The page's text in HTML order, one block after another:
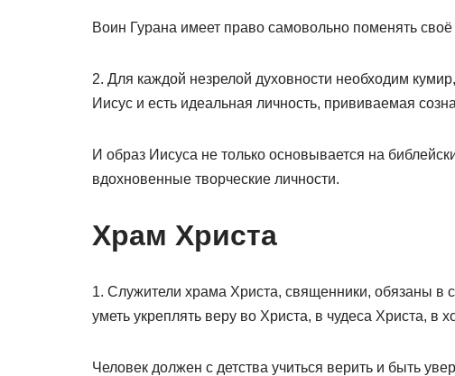
Воин Гурана имеет право самовольно поменять
2. Для каждой незрелой духовности необходим
Иисус и есть идеальная личность, прививаемая
И образ Иисуса не только основывается на
вдохновенные творческие личности.
Храм Христа
1. Служители храма Христа, священники, обязаны в
уметь укреплять веру во Христа, в чудеса Христа, в
Человек должен с детства учиться верить и быть